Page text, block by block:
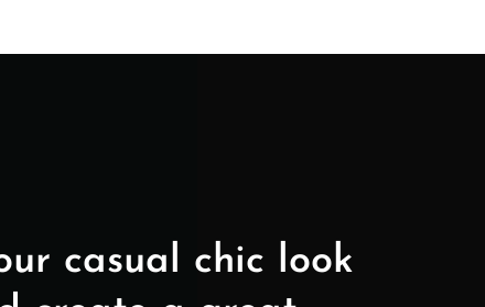
casual chic look